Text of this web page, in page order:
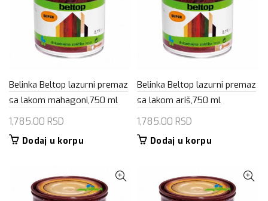
Belinka Beltop lazurni premaz
sa lakom mahagoni,750 ml
1,785.00 RSD
Dodaj u korpu
Belinka Beltop lazurni premaz
sa lakom ariš,750 ml
1,785.00 RSD
Dodaj u korpu